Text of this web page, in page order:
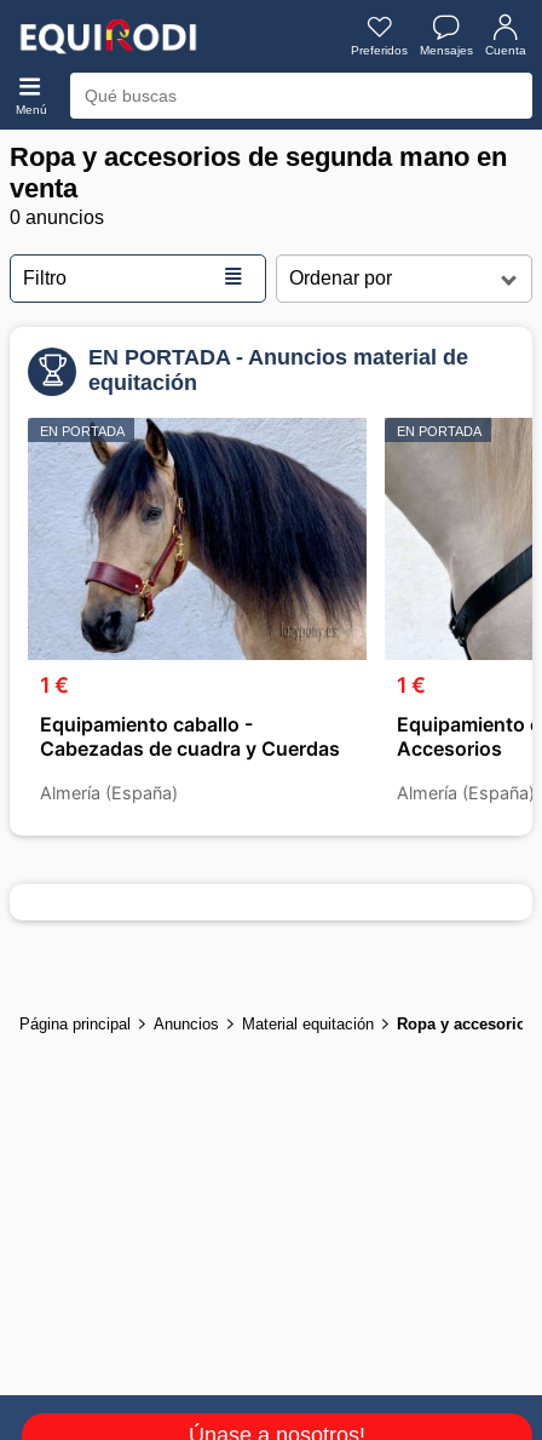
Preferidos Mensajes Cuenta
Menú
Ropa y accesorios de segunda mano en
venta
0 anuncios
Filtro ≣
EN PORTADA - Anuncios material de
equitación
EN PORTADA
1 €
Equipamiento caballo -
Cabezadas de cuadra y Cuerdas
Almería (España)
EN PORTADA
1 €
Equipamiento
Accesorios
Almería (España)
Página principal Anuncios Material equitación Ropa y accesorios
Únase a nosotros!